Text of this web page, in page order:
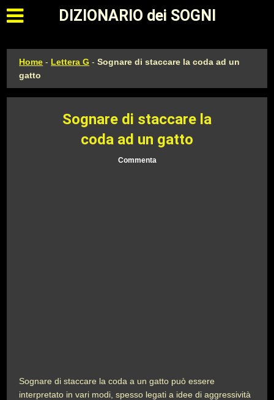
Apri il menu principale
DIZIONARIO dei SOGNI
Home - Lettera G -Sognare di staccare la coda ad un
gatto
Sognare di staccare la
coda ad un gatto
Commenta
Sognare di staccare la coda a un gatto può essere
interpretato in vari modi, spesso legati a idee di aggressività